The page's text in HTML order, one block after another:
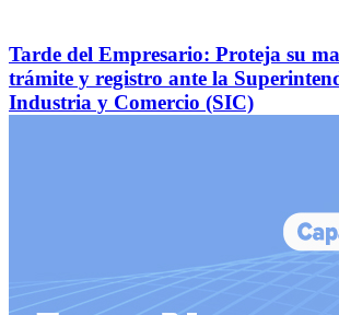
Tarde del Empresario: Proteja su
trámite y registro ante la
Industria y Comercio (SIC)